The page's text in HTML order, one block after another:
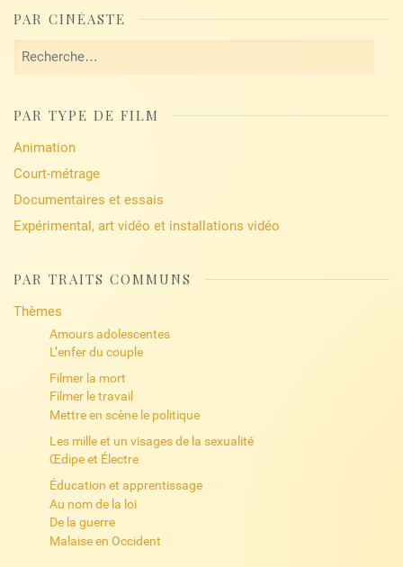
PAR CINÉASTE
Rechercher :
PAR TYPE DE FILM
Animation
Court-métrage
Documentaires et essais
Expérimental, art vidéo et installations vidéo
PAR TRAITS COMMUNS
Thèmes
Amours adolescentes
L’enfer du couple
Filmer la mort
Filmer le travail
Mettre en scène le politique
Les mille et un visages de la sexualité
Œdipe et Électre
Éducation et apprentissage
Au nom de la loi
De la guerre
Malaise en Occident